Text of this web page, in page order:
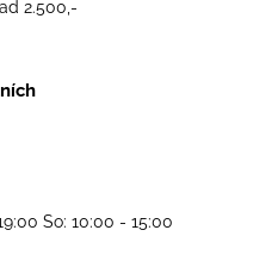
r
v
ý
p
n 2.500,-
So: 10:00 - 15:00